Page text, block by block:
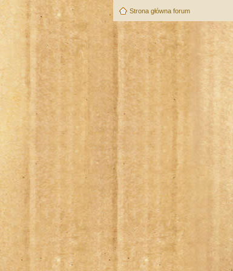
Strona główna forum